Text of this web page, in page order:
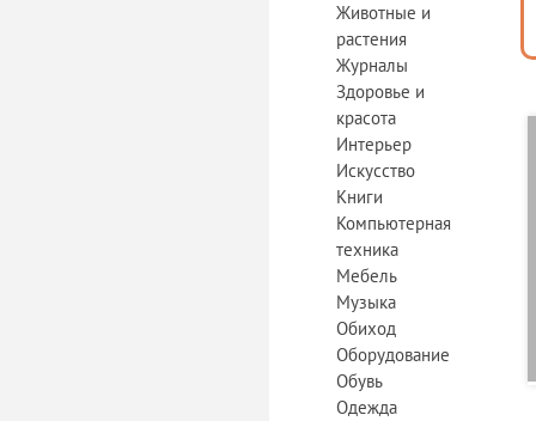
Животные и
растения
Журналы
Здоровье и
красота
Интерьер
Искусство
Книги
Компьютерная
техника
Мебель
Музыка
Обиход
Оборудование
Обувь
Одежда